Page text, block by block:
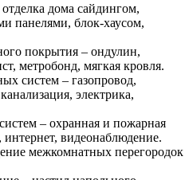
дома сайдингом,
панелями, блок-хаусом,
покрытия – ондулин,
метробонд, мягкая кровля.
систем – газопровод,
электрика,
– охранная и пожарная
интернет, видеонаблюдение.
межкомнатных перегородок